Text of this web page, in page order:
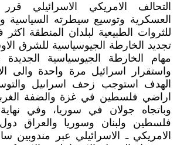
التحالف الامريكي الاسرائيلي
العسكرية وتوسيع سيطرته السياسية
للثروات الطبيعية لبلدان المنطقة
تجديد الخارطة الجيوسياسية للشرق
مهام الخارطة الجيوسياسية
واستقرار اسرائيل مرة واحدة والى
الهدف استوجب زحف اسراىيل
اراضي فلسطين في غزة والضفة
وباتجاه جولان في سوريا، وفي
فلسطين ولبنان وسوريا والعراق
الامريكي ـ الاسرائيلي عبر مندوبين